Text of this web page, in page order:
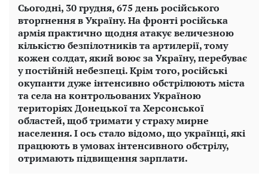
Сьогодні, 30 грудня, 675 день російського
вторгнення в Україну. На фронті російська
армія практично щодня атакує величезною
кількістю безпілотників та артилерії, тому
кожен солдат, який воює за Україну, перебуває
у постійній небезпеці. Крім того, російські
окупанти дуже інтенсивно обстрілюють міста
та села на контрольованих Україною
територіях Донецької та Херсонської
областей, щоб тримати у страху мирне
населення. І ось стало відомо, що українці, які
працюють в умовах інтенсивного обстрілу,
отримають підвищення зарплати.